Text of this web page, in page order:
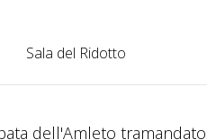
Sala del Ridotto
dell'Amleto